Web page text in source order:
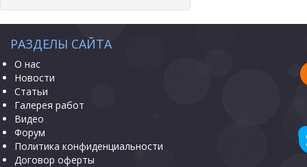
РАЗДЕЛЫ САЙТА
О нас
Новости
Статьи
Галерея работ
Видео
Форум
Политика конфиденциальности
Договор оферты